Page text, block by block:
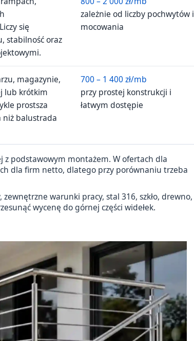
się
stabilność oraz
zależnie od liczby pochwytów i
mocowania
magazynie,
lub krótkim
prostsza
niż balustrada
700 – 1 400 zł/mb
przy prostej konstrukcji i
łatwym dostępie
podstawowym montażem. W ofertach dla
dla firm netto, dlatego przy porównaniu trzeba
warunki pracy, stal 316, szkło, drewno,
wycenę do górnej części widełek.